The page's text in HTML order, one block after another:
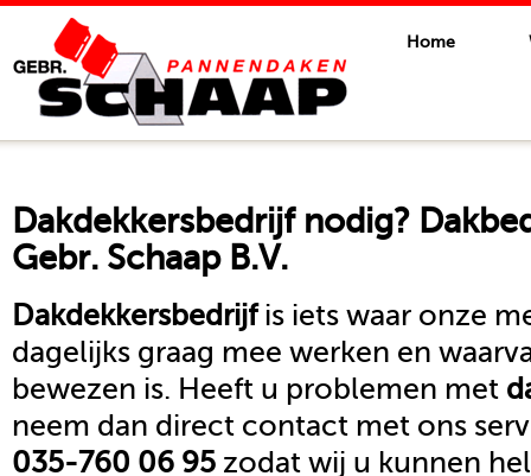
Home
Dakdekkersbedrijfnodig?
Gebr. Schaap B.V.
Dakdekkersbedrijfis iets waar onze
dagelijks graag mee werken en
bewezen is. Heeft u problemen met
neem dan direct contact met ons
035-760 06 95 zodat wij u kunnen